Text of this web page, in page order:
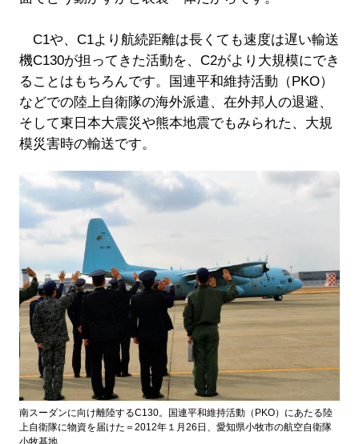
C1や、C1より航続距離は長くても速度は遅い輸送
機C130が担ってきた活動を、C2がより大規模にでき
ることはもちろんです。国連平和維持活動（PKO）
などでの陸上自衛隊の海外派遣、在外邦人の退避、
そして東日本大震災や熊本地震でもみられた、大規
模災害時の輸送です。
南スーダンに向け離陸するC130。国連平和維持活動（PKO）にあたる陸
上自衛隊に物資を届けた＝2012年１月26日、愛知県小牧市の航空自衛隊
小牧基地